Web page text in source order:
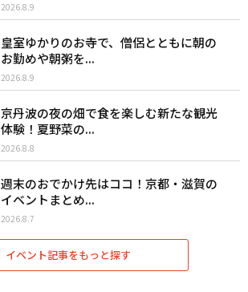
2026.8.9
皇室ゆかりのお寺で、僧侶とともに朝の
お勤めや朝粥を...
2026.8.9
京丹波の夜の畑で食を楽しむ新たな観光
体験！夏野菜の...
2026.8.8
週末のおでかけ先はココ！京都・滋賀の
イベントまとめ...
2026.8.7
イベント記事をもっと探す